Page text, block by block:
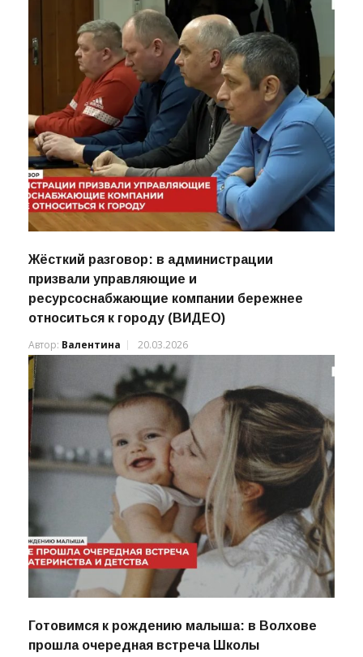
Жёсткий разговор: в администрации
призвали управляющие и
ресурсоснабжающие компании бережнее
относиться к городу (ВИДЕО)
Автор: Валентина 20.03.2026
Готовимся к рождению малыша: в Волхове
прошла очередная встреча Школы